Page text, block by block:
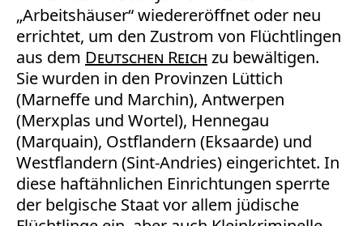
„Arbeitshäuser“ wiedereröffnet oder neu
errichtet, um den Zustrom von Flüchtlingen
aus dem Deutschen Reich zu bewältigen.
Sie wurden in den Provinzen Lüttich
(Marneffe und Marchin), Antwerpen
(Merxplas und Wortel), Hennegau
(Marquain), Ostflandern (Eksaarde) und
Westflandern (Sint-Andries) eingerichtet. In
diese haftähnlichen Einrichtungen sperrte
der belgische Staat vor allem jüdische